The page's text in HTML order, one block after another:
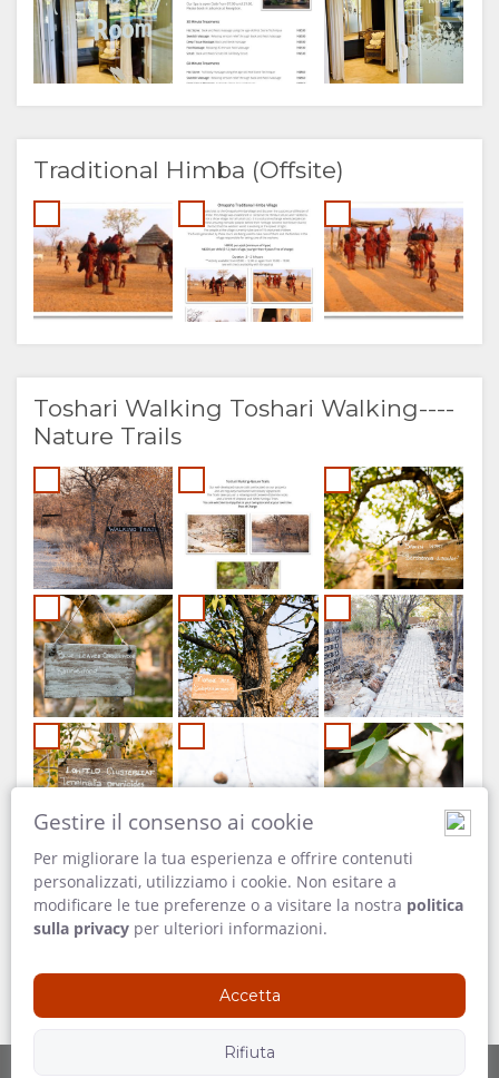
Traditional Himba (Offsite)
Toshari Walking Toshari Walking----
Nature Trails
Gestire il consenso ai cookie
Per migliorare la tua esperienza e offrire contenuti
personalizzati, utilizziamo i cookie. Non esitare a
modificare le tue preferenze o a visitare la nostra politica
sulla privacy per ulteriori informazioni.
Accetta
Rifiuta